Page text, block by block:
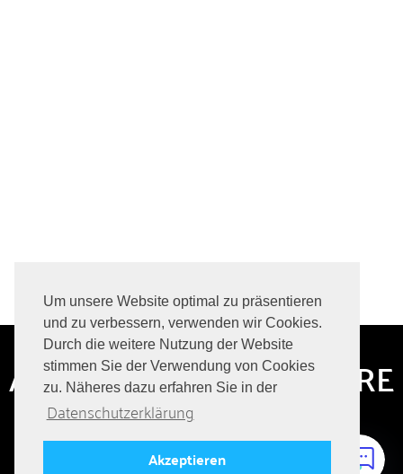
Um unsere Website optimal zu präsentieren
und zu verbessern, verwenden wir Cookies.
Durch die weitere Nutzung der Website
stimmen Sie der Verwendung von Cookies
zu. Näheres dazu erfahren Sie in der
Datenschutzerklärung
Akzeptieren
ABONNIERE HIER UNSERE
JOBANGEBOTE
Immer auf dem Laufenden bleiben über aktuelle Jobs!